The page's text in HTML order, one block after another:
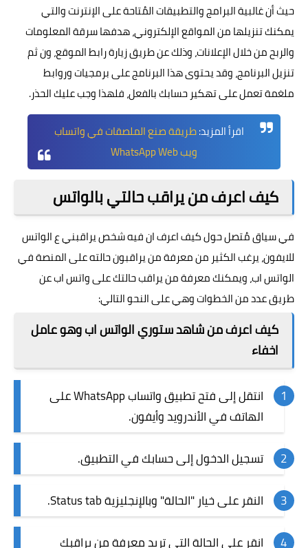
حيث أن غالبية البرامج والتطبيقات المُتاحة على الإنترنت والتي
يمكنك تنزيلها من المواقع الإلكتروني، هدفها سرقة المعلومات
والربح من خلال الإعلانات، وذلك عن طريق زيارة رابط الموقع، ون ثم
تنزيل البرنامج، وقد يحتوى هذا البرنامج على برمجيات وروابط
ملغمة تعمل على تهكير حسابك بالفعل، فلهذا وجب عليك الحذر.
اقرأ المزيد:طريقة صنع الملصقات في واتساب
ويب WhatsApp Web
كيف اعرف من يراقب حالتي بالواتس
في سياق مُتصل حول كيف اعرف ان فيه شخص يراقبني ع الواتس
للايفون، يرغب الكثير من معرفة من يراقبون حالته على المنصة في
الواتس اب، ويمكنك معرفة من يراقب حالتك على واتس اب عن
طريق عدد من الخطوات وهي على النحو التالي:
كيف اعرف من شاهد ستوري الواتس اب وهو عامل
اخفاء
انتقل إلى فتح تطبيق واتساب WhatsApp على
الهاتف في الأندرويد وأيفون.
تسجيل الدخول إلى حسابك في التطبيق.
النقر على خيار "الحالة" وبالإنجليزية Status tab.
انقر على الحالة التي تريد معرفة من يراقبك